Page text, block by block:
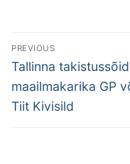
Post
navigation
PREVIOUS
Previous
post:
Tallinna
maailmakarika GP
Tiit Kivisild